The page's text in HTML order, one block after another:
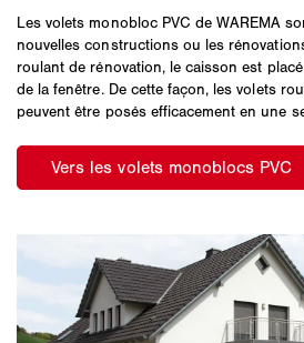
Les volets monobloc PVC de WAREMA
nouvelles constructions ou les
roulant de rénovation, le caisson est
de la fenêtre. De cette façon, les volets
peuvent être posés efficacement en une